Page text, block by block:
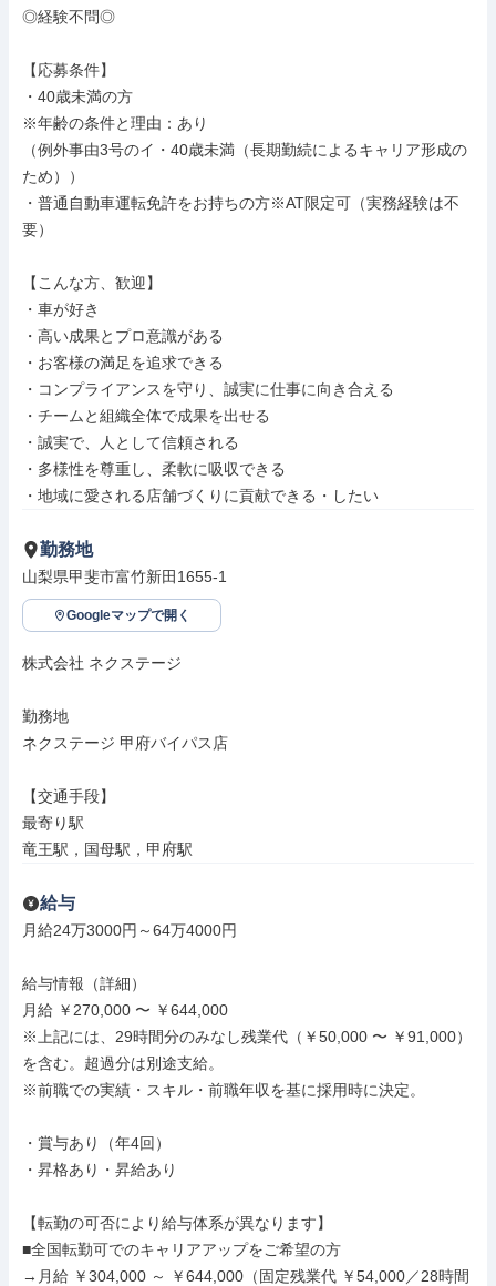
◎経験不問◎
【応募条件】
・40歳未満の方
※年齢の条件と理由：あり
（例外事由3号のイ・40歳未満（長期勤続によるキャリア形成の
ため））
・普通自動車運転免許をお持ちの方※AT限定可（実務経験は不
要）
【こんな方、歓迎】
・車が好き
・高い成果とプロ意識がある
・お客様の満足を追求できる
・コンプライアンスを守り、誠実に仕事に向き合える
・チームと組織全体で成果を出せる
・誠実で、人として信頼される
・多様性を尊重し、柔軟に吸収できる
・地域に愛される店舗づくりに貢献できる・したい
勤務地
山梨県甲斐市富竹新田1655-1
Googleマップで開く
株式会社 ネクステージ
勤務地
ネクステージ 甲府バイパス店
【交通手段】
最寄り駅
竜王駅，国母駅，甲府駅
給与
月給24万3000円～64万4000円
給与情報（詳細）
月給 ￥270,000 〜 ￥644,000
※上記には、29時間分のみなし残業代（￥50,000 〜 ￥91,000）
を含む。超過分は別途支給。
※前職での実績・スキル・前職年収を基に採用時に決定。
・賞与あり（年4回）
・昇格あり・昇給あり
【転勤の可否により給与体系が異なります】
■全国転勤可でのキャリアアップをご希望の方
→月給 ￥304,000 ～ ￥644,000（固定残業代 ￥54,000／28時間